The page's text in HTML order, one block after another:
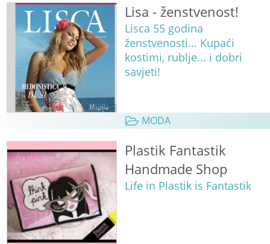
Lisa - ženstvenost!
Lisca 55 godina
ženstvenosti... Kupaći
kostimi, rublje... i dobri
savjeti!
MODA
Plastik Fantastik
Handmade Shop
Life in Plastik is Fantastik